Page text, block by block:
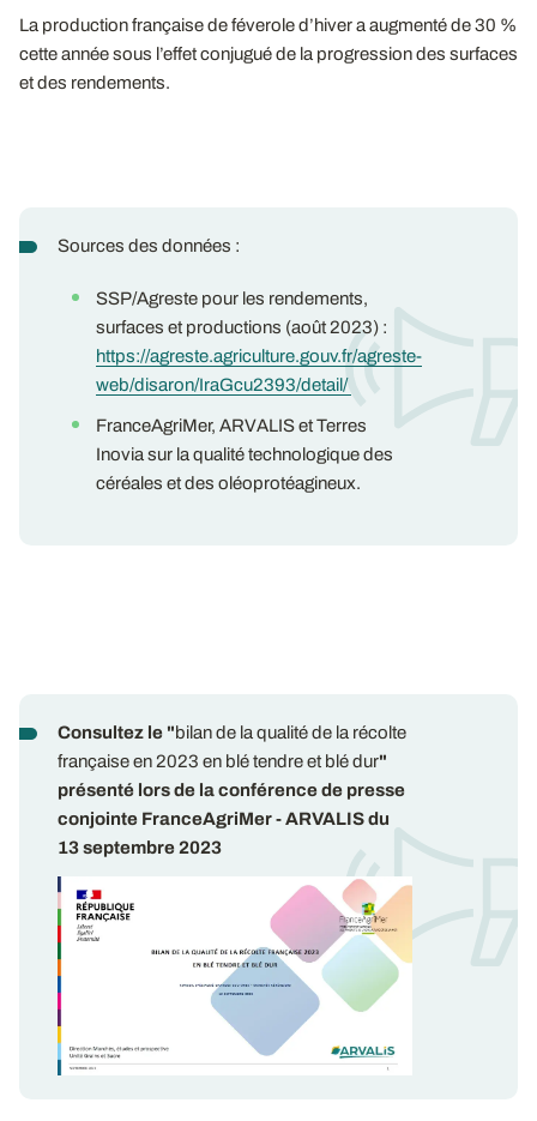
La production française de féverole d’hiver a augmenté de 30 %
cette année sous l’effet conjugué de la progression des surfaces
et des rendements.
Sources des données :
SSP/Agreste pour les rendements,
surfaces et productions (août 2023) :
https://agreste.agriculture.gouv.fr/agreste-
web/disaron/IraGcu2393/detail/
FranceAgriMer, ARVALIS et Terres
Inovia sur la qualité technologique des
céréales et des oléoprotéagineux.
Consultez le "bilan de la qualité de la récolte
française en 2023 en blé tendre et blé dur"
présenté lors de la conférence de presse
conjointe FranceAgriMer - ARVALIS du
13 septembre 2023